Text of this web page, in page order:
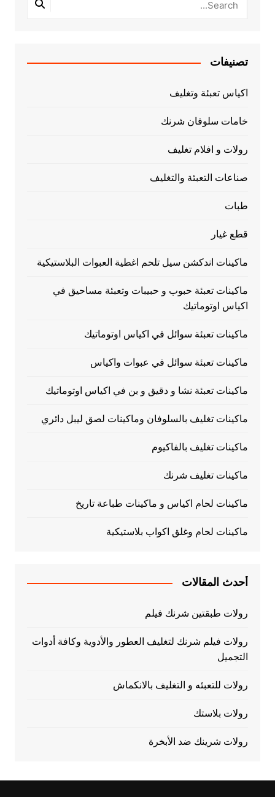
تصنيفات
اكياس تعبئة وتغليف
خامات سلوفان شرنك
رولات و افلام تغليف
صناعات التعبئة والتغليف
طبات
قطع غيار
ماكينات اندكشن سيل تلحم اغطية العبوات البلاستيكية
ماكينات تعبئة حبوب و حبيبات وتعبئة مساحيق في
اكياس اوتوماتيك
ماكينات تعبئة سوائل في اكياس اوتوماتيك
ماكينات تعبئة سوائل في عبوات واكياس
ماكينات تعبئة نشا و دقيق و بن في اكياس اوتوماتيك
ماكينات تغليف بالسلوفان وماكينات لصق ليبل دائري
ماكينات تغليف بالفاكيوم
ماكينات تغليف شرنك
ماكينات لحام اكياس و ماكينات طباعة تاريخ
ماكينات لحام وغلق اكواب بلاستيكية
أحدث المقالات
رولات طبقتين شرنك فيلم
رولات فيلم شرنك لتغليف العطور والأدوية وكافة أدوات
التجميل
رولات للتعبئه و التغليف بالانكماش
رولات بلاستك
رولات شرينك ضد الأبخرة